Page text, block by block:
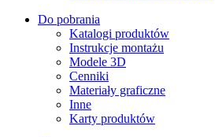
Do pobrania
Katalogi produktów
Instrukcje montażu
Modele 3D
Cenniki
Materiały graficzne
Inne
Karty produktów